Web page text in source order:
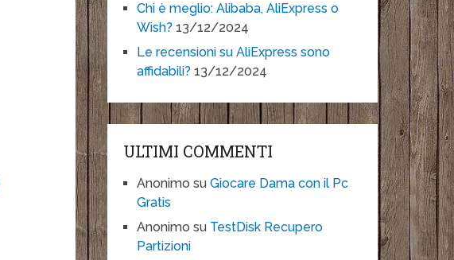
Chi è meglio: Alibaba, AliExpress o
Wish? 13/12/2024
Le recensioni su AliExpress sono
affidabili? 13/12/2024
ULTIMI COMMENTI
Anonimo suGiocare Dama con il Pc
Gratis
Anonimo su TestDisk Recupero
Partizioni